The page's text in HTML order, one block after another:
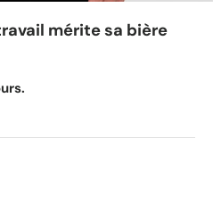
mérite sa bière